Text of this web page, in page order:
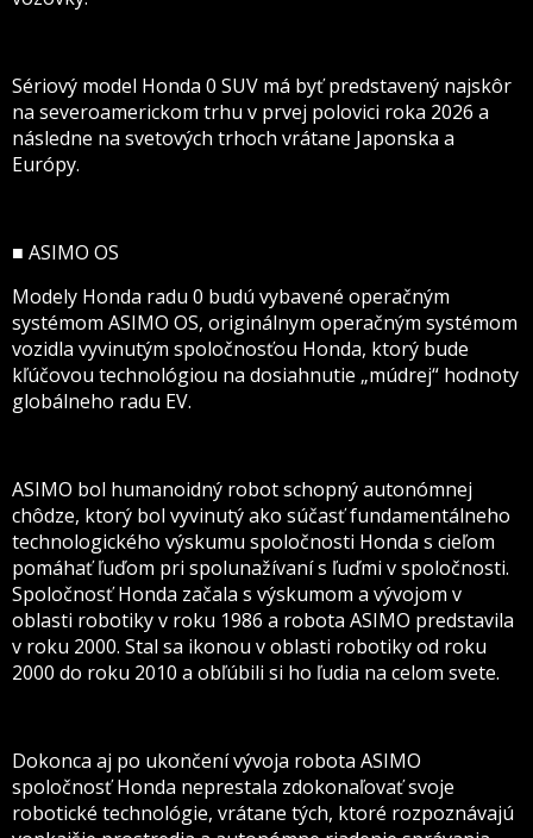
Sériový model Honda 0 SUV má byť predstavený najskôr
na severoamerickom trhu v prvej polovici roka 2026 a
následne na svetových trhoch vrátane Japonska a
Európy.
■ ASIMO OS
Modely Honda radu 0 budú vybavené operačným
systémom ASIMO OS, originálnym operačným systémom
vozidla vyvinutým spoločnosťou Honda, ktorý bude
kľúčovou technológiou na dosiahnutie „múdrej“ hodnoty
globálneho radu EV.
ASIMO bol humanoidný robot schopný autonómnej
chôdze, ktorý bol vyvinutý ako súčasť fundamentálneho
technologického výskumu spoločnosti Honda s cieľom
pomáhať ľuďom pri spolunažívaní s ľuďmi v spoločnosti.
Spoločnosť Honda začala s výskumom a vývojom v
oblasti robotiky v roku 1986 a robota ASIMO predstavila
v roku 2000. Stal sa ikonou v oblasti robotiky od roku
2000 do roku 2010 a obľúbili si ho ľudia na celom svete.
Dokonca aj po ukončení vývoja robota ASIMO
spoločnosť Honda neprestala zdokonaľovať svoje
robotické technológie, vrátane tých, ktoré rozpoznávajú